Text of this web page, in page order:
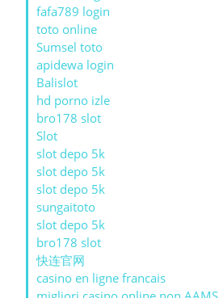
fafa789 login
toto online
Sumsel toto
apidewa login
Balislot
hd porno izle
bro178 slot
Slot
slot depo 5k
slot depo 5k
slot depo 5k
sungaitoto
slot depo 5k
bro178 slot
快连官网
casino en ligne francais